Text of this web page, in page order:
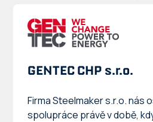
GENTEC CHP s.r.o.
Firma Steelmaker s.r.o. nás
spolupráce právě v době,